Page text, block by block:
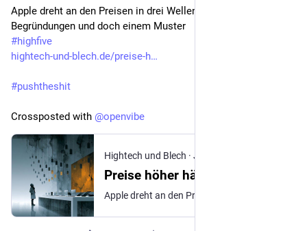
Apple dreht an den Preisen in drei Wellen, mit zwei
Begründungen und doch einem Muster
#highfive
hightech-und-blech.de/preise-h
#pushtheshit
Crossposted with @openvibe
Hightech und Blech · Jul 20
Preise höher hängen